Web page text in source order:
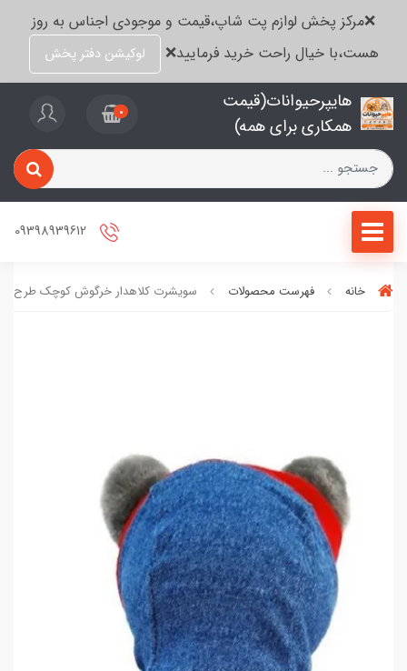
❌مرکز پخش لوازم پت شاپ،قیمت و موجودی اجناس به روز
هست،با خیال راحت خرید فرمایید❌
لوکیشن دفتر پخش
هایپرحیوانات(قیمت
همکاری برای همه)
0
خانه فهرست محصولات سویشرت کلاهدار خرگوش کوچک طرح